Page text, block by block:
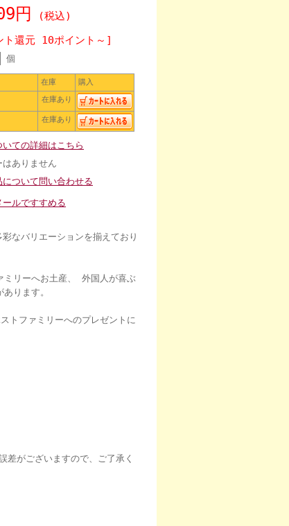
円 (税込)
ト還元 10ポイント～]
個
在庫
購入
在庫あり
在庫あり
いての詳細はこちら
はありません
について問い合わせる
ールですすめる
なバリエーションを揃えており
ミリーへお土産、 外国人が喜ぶ
ります。
トファミリーへのプレゼントに
差がございますので、ご了承く